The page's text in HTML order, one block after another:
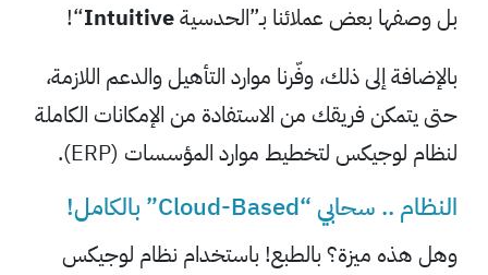
بل وصفها بعض عملائنا بـ”الحدسيةIntuitive
“!
بالإضافة إلى ذلك، وفّرنا موارد التأهيل والدعم اللازمة،
حتى يتمكن فريقك من الاستفادة من الإمكانات الكاملة
لنظام لوجيكس لتخطيط موارد المؤسسات (ERP).
النظام .. سحابي “Cloud-Based” بالكامل!
وهل هذه ميزة؟ بالطبع! باستخدام نظام لوجيكس